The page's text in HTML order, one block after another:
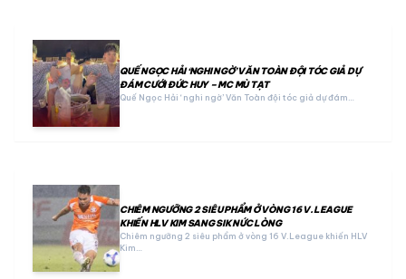
QUẾ NGỌC HẢI ‘NGHI NGỜ’ VĂN TOÀN ĐỘI TÓC GIẢ DỰ
ĐÁM CƯỚI ĐỨC HUY – MC MÙ TẠT
Quế Ngọc Hải ‘nghi ngờ’ Văn Toàn đội tóc giả dự đám…
CHIÊM NGƯỠNG 2 SIÊU PHẨM Ở VÒNG 16 V.LEAGUE
KHIẾN HLV KIM SANG SIK NỨC LÒNG
Chiêm ngưỡng 2 siêu phẩm ở vòng 16 V.League khiến HLV
Kim…